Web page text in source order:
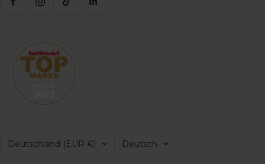
Land/Region
Deutschland (EUR €) Sprache
Deutsch